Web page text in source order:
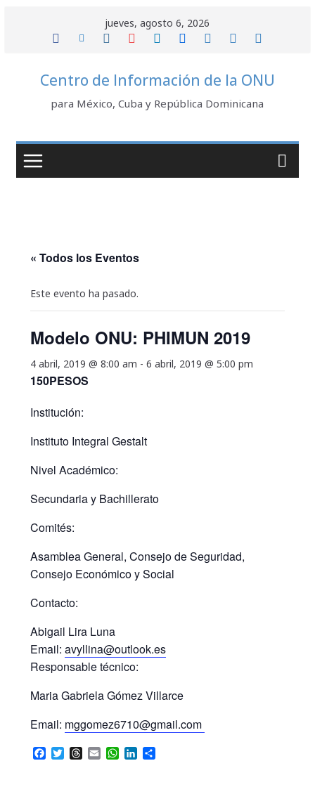
jueves, agosto 6, 2026
Centro de Información de la ONU
para México, Cuba y República Dominicana
« Todos los Eventos
Este evento ha pasado.
Modelo ONU: PHIMUN 2019
4 abril, 2019 @ 8:00 am - 6 abril, 2019 @ 5:00 pm
150PESOS
Institución:
Instituto Integral Gestalt
Nivel Académico:
Secundaria y Bachillerato
Comités:
Asamblea General, Consejo de Seguridad,
Consejo Económico y Social
Contacto:
Abigail Lira Luna
Email: avyllina@outlook.es
Responsable técnico:
Maria Gabriela Gómez Villarce
Email: mggomez6710@gmail.com
F
T T E W L C